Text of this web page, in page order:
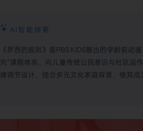
AI智能摘要
《罗西的规则》是PBS KIDS推出的学龄前动
究”课程体系，向儿童传授公民意识与社区运
绪调节设计，结合多元文化家庭背景，使其